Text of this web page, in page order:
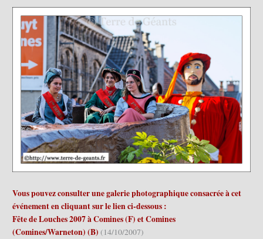
Vous pouvez consulter une galerie photographique consacrée à cet
événement en cliquant sur le lien ci-dessous :
Fête de Louches 2007 à Comines (F) et Comines
(Comines/Warneton) (B)(14/10/2007)